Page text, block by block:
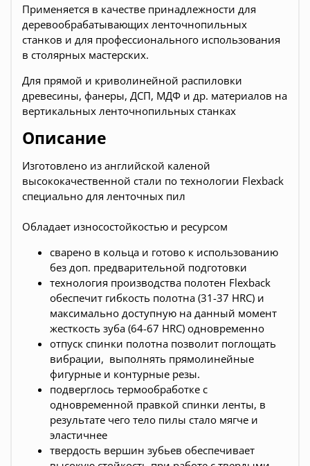
Применяется в качестве принадлежности для
деревообрабатывающих ленточнопильных
станков и для профессионального использования
в столярных мастерских.
Для прямой и криволинейной распиловки
древесины, фанеры, ДСП, МДФ и др. материалов на
вертикальных ленточнопильных станках
Описание
Изготовлено из английской каленой
высококачественной стали по технологии Flexback
специально для ленточных пил
Обладает износостойкостью и ресурсом
сварено в кольца и готово к использованию
без доп. предварительной подготовки
технология производства полотен Flexback
обеспечит гибкость полотна (31-37 HRC) и
максимально доступную на данный момент
жесткость зуба (64-67 HRC) одновременно
отпуск спинки полотна позволит поглощать
вибрации, выполнять прямолинейные
фигурные и контурные резы.
подверглось термообработке с
одновременной правкой спинки ленты, в
результате чего тело пилы стало мягче и
эластичнее
твердость вершин зубьев обеспечивает